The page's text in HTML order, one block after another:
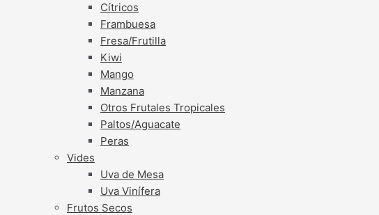
Cítricos
Frambuesa
Fresa/Frutilla
Kiwi
Mango
Manzana
Otros Frutales Tropicales
Paltos/Aguacate
Peras
Vides
Uva de Mesa
Uva Vinífera
Frutos Secos